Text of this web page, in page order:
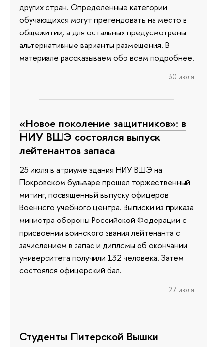
других стран. Определенные категории
обучающихся могут претендовать на место в
общежитии, а для остальных предусмотрены
альтернативные варианты размещения. В
материале рассказываем обо всем подробнее.
30 июля
«Новое поколение защитников»: в
НИУ ВШЭ состоялся выпуск
лейтенантов запаса
25 июля в атриуме здания НИУ ВШЭ на
Покровском бульваре прошел торжественный
митинг, посвященный выпуску офицеров
Военного учебного центра. Выписки из приказа
министра обороны Российской Федерации о
присвоении воинского звания лейтенанта с
зачислением в запас и дипломы об окончании
университета получили 132 человека. Затем
состоялся офицерский бал.
27 июля
Студенты Питерской Вышки